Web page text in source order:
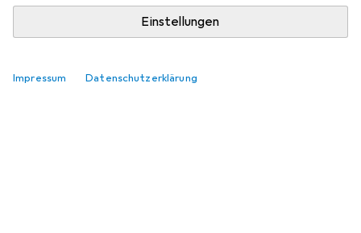
Einstellungen
Impressum Datenschutzerklärung
Keine Produkte gefunden